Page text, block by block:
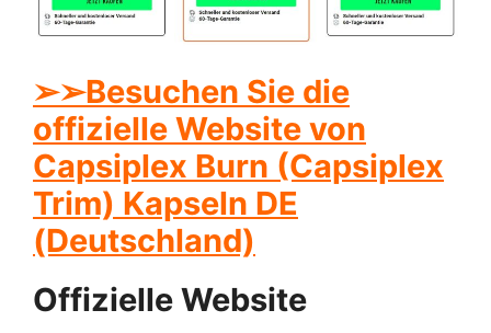
➢➢Besuchen Sie die
offizielle Website von
Capsiplex Burn (Capsiplex
Trim) Kapseln DE
(Deutschland)
Offizielle Website